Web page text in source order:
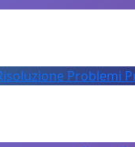
Problemi